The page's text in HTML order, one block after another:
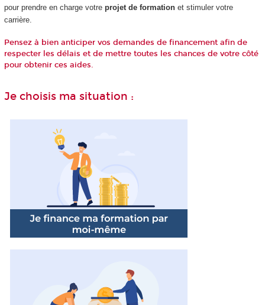
pour prendre en charge votre projet de formationet stimuler votre
carrière.
Pensez à bien anticiper vos demandes de financement afin de
respecter les délais et de mettre toutes les chances de votre côté
pour obtenir ces aides.
Je choisis ma situation :